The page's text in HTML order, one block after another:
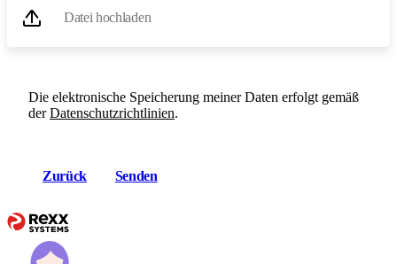
Datei hochladen
Die elektronische Speicherung meiner Daten erfolgt gemäß
derDatenschutzrichtlinien.
Zurück Senden